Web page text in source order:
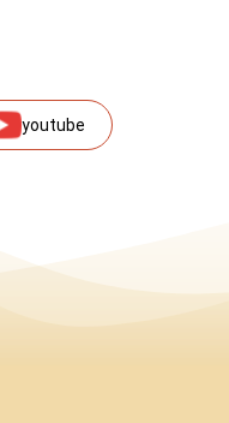
youtube